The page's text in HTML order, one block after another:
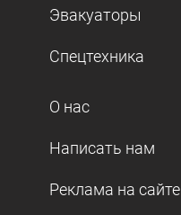
Эвакуаторы
Спецтехника
О нас
Написать нам
Реклама на сайте